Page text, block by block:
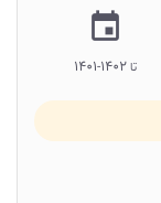
insert_invitation
تا۱۴۰۲-۱۴۰۱